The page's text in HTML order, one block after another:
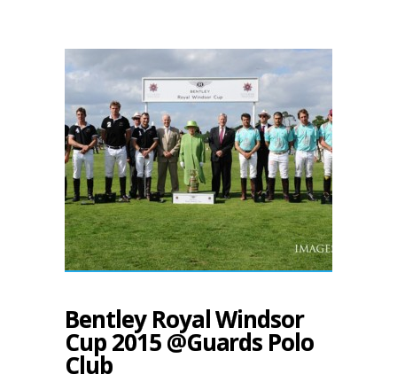
Bentley Royal Windsor
Cup 2015 @Guards Polo
Club